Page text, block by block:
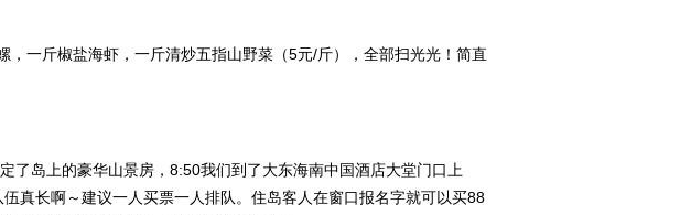
一斤椒盐海虾，一斤清炒五指山野菜（5元/斤），全部扫光光！简直
了岛上的豪华山景房，8:50我们到了大东海南中国酒店大堂门口上
真长啊～建议一人买票一人排队。住岛客人在窗口报名字就可以买88